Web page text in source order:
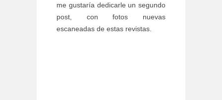
me gustaría dedicarle un segundo
post, con fotos nuevas
escaneadas de estas revistas.